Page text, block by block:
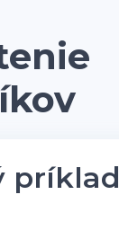
príklad